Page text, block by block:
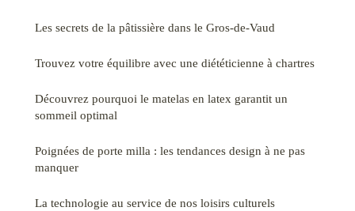
Les secrets de la pâtissière dans le Gros-de-Vaud
Trouvez votre équilibre avec une diététicienne à chartres
Découvrez pourquoi le matelas en latex garantit un
sommeil optimal
Poignées de porte milla : les tendances design à ne pas
manquer
La technologie au service de nos loisirs culturels